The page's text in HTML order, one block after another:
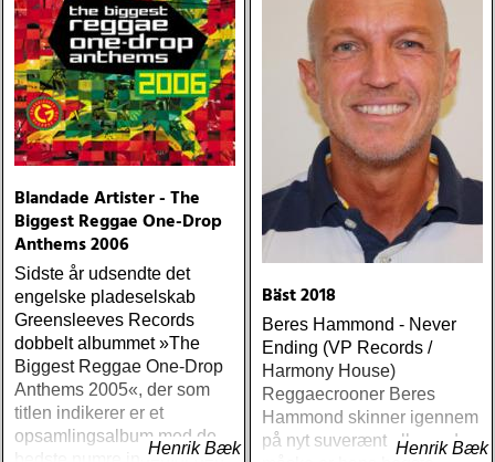
Blandade Artister - The
Biggest Reggae One-Drop
Anthems 2006
Sidste år udsendte det
engelske pladeselskab
Greensleeves Records
dobbelt albummet »The
Biggest Reggae One-Drop
Anthems 2005«, der som
titlen indikerer er et
opsamlingsalbum med de
Henrik Bæk
Bäst 2018
Beres Hammond - Never
Ending (VP Records /
Harmony House)
Reggaecrooner Beres
Hammond skinner igennem
på nyt suverænt album, der
Henrik Bæk